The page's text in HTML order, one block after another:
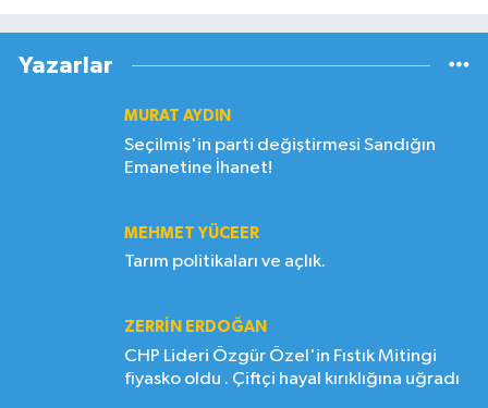
Yazarlar
MURAT AYDIN
Seçilmiş'in parti değiştirmesi Sandığın
Emanetine İhanet!
MEHMET YÜCEER
Tarım politikaları ve açlık.
ZERRIN ERDOĞAN
CHP Lideri Özgür Özel'in Fıstık Mitingi
fiyasko oldu . Çiftçi hayal kırıklığına uğradı